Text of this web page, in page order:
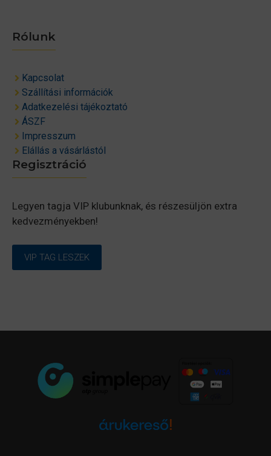
Rólunk
Kapcsolat
Szállítási információk
Adatkezelési tájékoztató
ÁSZF
Impresszum
Elállás a vásárlástól
Regisztráció
Legyen tagja VIP klubunknak, és részesüljön extra
kedvezményekben!
VIP TAG LESZEK